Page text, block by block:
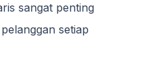
sangat penting
setiap